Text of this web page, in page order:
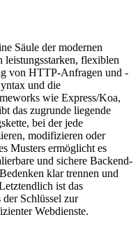
Säule der modernen
flexiblen
von HTTP-Anfragen und -
und die
wie Express/Koa,
das zugrunde liegende
bei der jede
modifizieren oder
Musters ermöglicht es
und sichere Backend-
klar trennen und
ist das
Schlüssel zur
Webdienste.